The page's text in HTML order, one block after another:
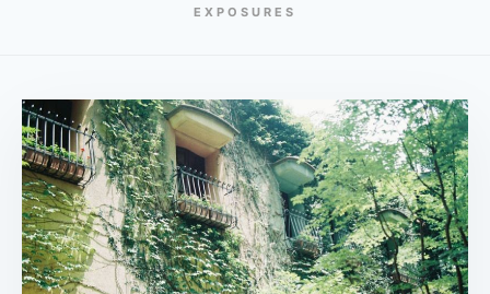
EXPOSURES